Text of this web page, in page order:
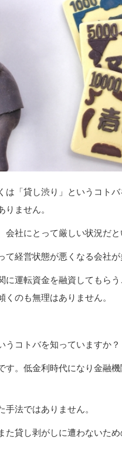
は「貸し渋り」というコト
ません。
社にとって厳しい状況だと
経営状態が悪くなる会社が
に運転資金を融資してもら
のも無理はありません。
うコトバを知っていますか？
す。低金利時代になり金融
法ではありません。
貸し剥がしに遭わないため